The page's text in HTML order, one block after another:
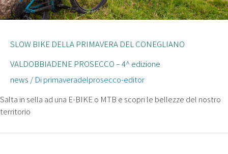
SLOW BIKE DELLA PRIMAVERA DEL CONEGLIANO
VALDOBBIADENE PROSECCO – 4^ edizione
news / Di primaveradelprosecco-editor
Salta in sella ad una E-BIKE o MTB e scopri le bellezze del nostro
territorio